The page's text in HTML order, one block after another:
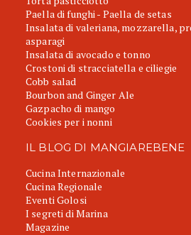
Paella di funghi - Paella de setas
Insalata di valeriana, mozzarella,
asparagi
Insalata di avocado e tonno
Crostoni di stracciatella e ciliegie
Cobb salad
Bourbon and Ginger Ale
Gazpacho di mango
Cookies per i nonni
IL BLOG DI MANGIAREBENE
Cucina Internazionale
Cucina Regionale
Eventi Golosi
I segreti di Marina
Magazine